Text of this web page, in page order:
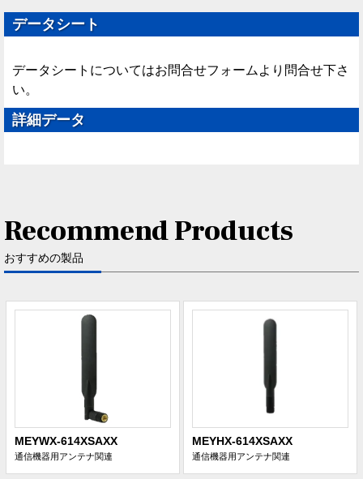
データシート
データシートについてはお問合せフォームより問合せ下さ
い。
詳細データ
Recommend Products
おすすめの製品
MEYWX-614XSAXX
通信機器用アンテナ関連
MEYHX-614XSAXX
通信機器用アンテナ関連